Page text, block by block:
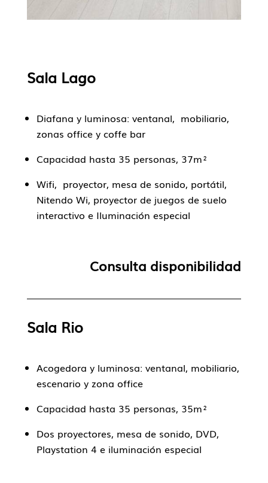
Sala Lago
Diafana y luminosa: ventanal, mobiliario,
zonas office y coffe bar
Capacidad hasta 35 personas, 37m²
Wifi, proyector, mesa de sonido, portátil,
Nitendo Wi, proyector de juegos de suelo
interactivo e Iluminación especial
Consulta disponibilidad
Sala Rio
Acogedora y luminosa: ventanal, mobiliario,
escenario y zona office
Capacidad hasta 35 personas, 35m²
Dos proyectores, mesa de sonido, DVD,
Playstation 4 e iluminación especial